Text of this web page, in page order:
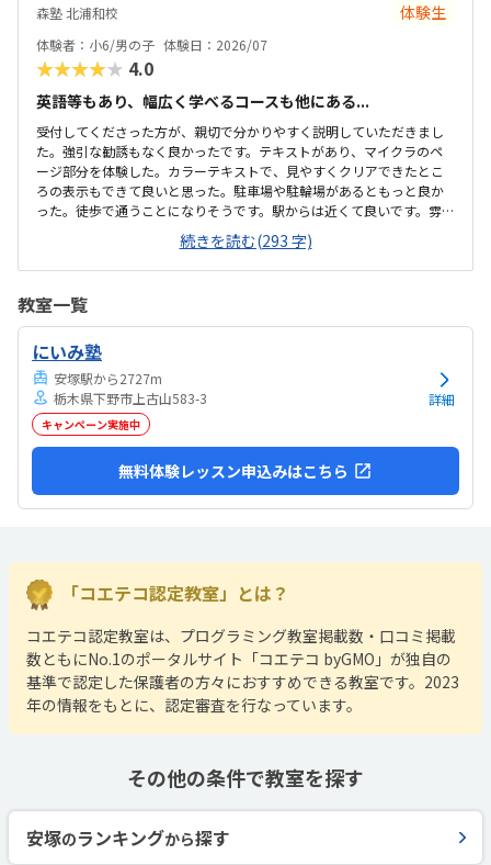
ているわけではありませんが、壁などで視線が分散しにくい工夫がさ
れており、集中しやすい雰囲気だと感じました。月4回（1回50分）で
約12,000円という料金は、我が家にとってはや...
森塾 北浦和校 体験生
体験者：小6/男の子 体験日：2026/07
★★★★★ 4.0
英語等もあり、幅広く学べるコースも他にある...
受付してくださった方が、親切で分かりやすく説明していただきまし
た。強引な勧誘もなく良かったです。テキストがあり、マイクラのペ
ージ部分を体験した。カラーテキストで、見やすくクリアできたとこ
ろの表示もできて良いと思った。駐車場や駐輪場があるともっと良か
った。徒歩で通うことになりそうです。駅からは近くて良いです。雰囲
気も良く、清潔感もあった。部屋が区切られていて、個人スペースも
確保されていて良かった。基本料金以外に、追加料金があまり無さそ
うで良かった。できれば、毎月1万以内で通いたいです。子供に熱心に
気持ちになれて良かった。
続きを読む(293 字)
教室一覧
にいみ塾
安塚駅から2727m
栃木県下野市上古山583-3
キャンペーン実施中
詳細
無料体験レッスン申込みはこちら
「コエテコ認定教室」とは？
コエテコ認定教室は、プログラミング教室掲載数・口コミ掲載
数ともにNo.1のポータルサイト「コエテコ byGMO」が独自の
基準で認定した保護者の方々におすすめできる教室です。2023
年の情報をもとに、認定審査を行なっています。
その他の条件で教室を探す
安塚のランキングから探す